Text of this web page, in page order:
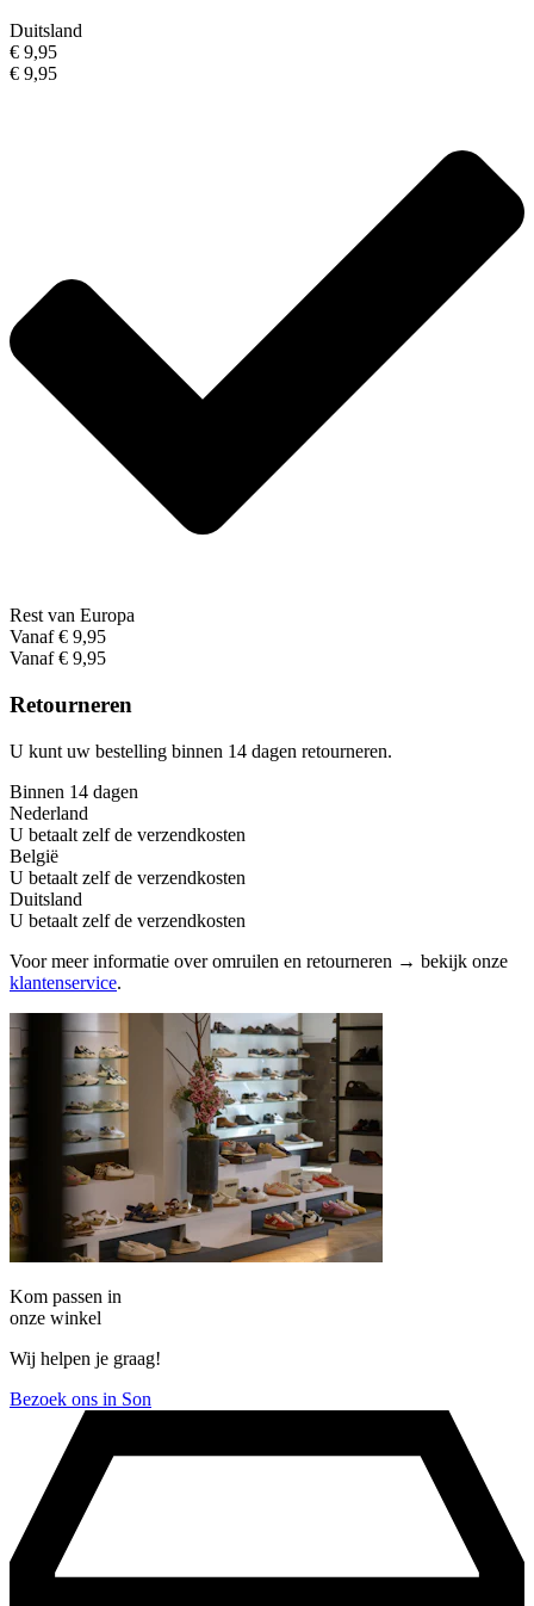
Duitsland
€ 9,95
€ 9,95
Rest van Europa
Vanaf € 9,95
Vanaf € 9,95
Retourneren
U kunt uw bestelling binnen 14 dagen retourneren.
Binnen 14 dagen
Nederland
U betaalt zelf de verzendkosten
België
U betaalt zelf de verzendkosten
Duitsland
U betaalt zelf de verzendkosten
Voor meer informatie over omruilen en retourneren → bekijk onze
klantenservice.
Kom passen in
onze winkel
Wij helpen je graag!
Bezoek ons in Son